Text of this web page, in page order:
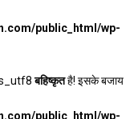
public_html/wp-
बहिष्कृतहै! इसके बजाय
public_html/wp-